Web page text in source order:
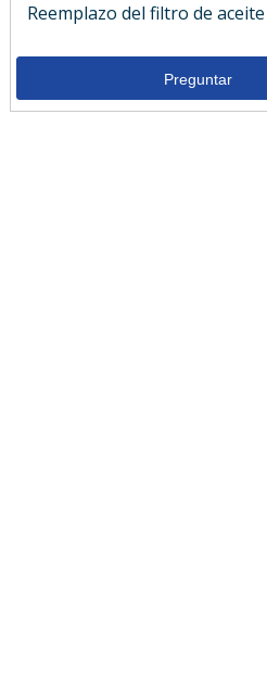
Reemplazo del filtro de aceite
Preguntar